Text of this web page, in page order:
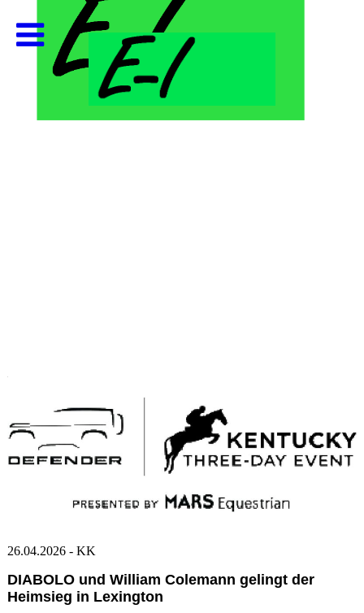
.
26.04.2026 - KK
DIABOLO und William Colemann gelingt der
Heimsieg in Lexington